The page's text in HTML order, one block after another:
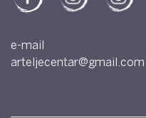
e-mail
arteljecentar@gmail.com